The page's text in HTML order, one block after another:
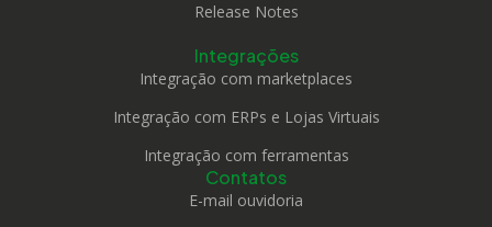
Release Notes
Integrações
Integração com marketplaces
Integração com ERPs e Lojas Virtuais
Integração com ferramentas
Contatos
E-mail ouvidoria